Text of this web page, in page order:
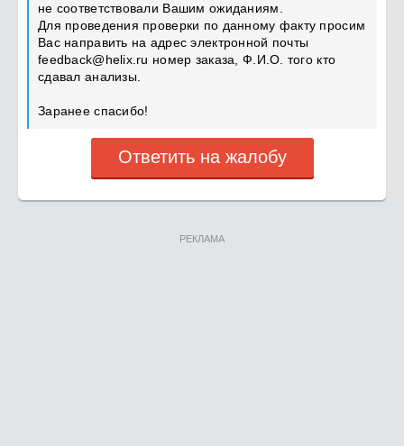
не соответствовали Вашим ожиданиям.
Для проведения проверки по данному факту просим
Вас направить на адрес электронной почты
feedback@helix.ru номер заказа, Ф.И.О. того кто
сдавал анализы.
Заранее спасибо!
Ответить на жалобу
РЕКЛАМА